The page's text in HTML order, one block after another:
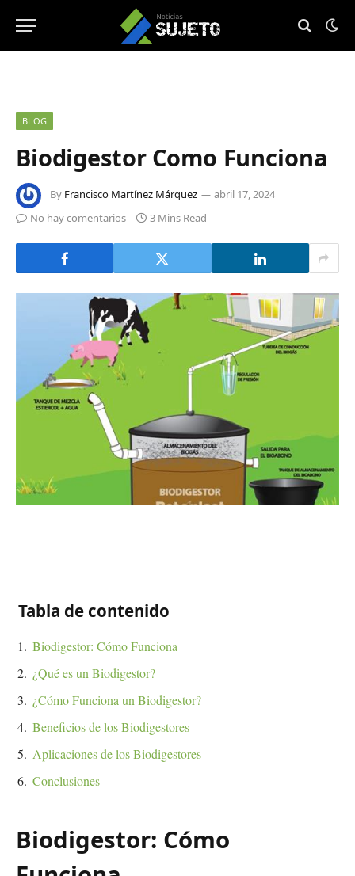
BLOG
Biodigestor Como Funciona
By Francisco Martínez Márquez
abril 17, 2024
No hay comentarios
3 Mins Read
Tabla de contenido
Biodigestor: Cómo Funciona
¿Qué es un Biodigestor?
¿Cómo Funciona un Biodigestor?
Beneficios de los Biodigestores
Aplicaciones de los Biodigestores
Conclusiones
Biodigestor: Cómo